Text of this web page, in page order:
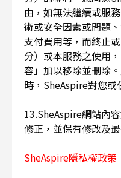
由，如無法繼續或服
術或安全因素或問題
支付費用等，而終止
分）或本服務之使用
容」加以移除並刪除
時，SheAspire對您或
13.SheAspire網站內
修正，並保有修改及
SheAspire隱私權政策